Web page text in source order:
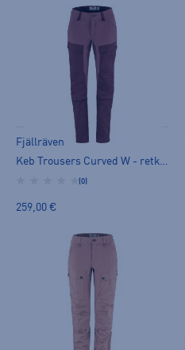
Fjällräven
Keb Trousers Curved W - retkeilyhousut
(0)
259,00 €